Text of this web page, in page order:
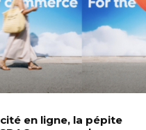
en ligne, la pépite